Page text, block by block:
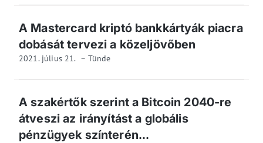
A Mastercard kriptó bankkártyák piacra
dobását tervezi a közeljövőben
2021. július 21. Tünde
A szakértők szerint a Bitcoin 2040-re
átveszi az irányítást a globális
pénzügyek színterén...